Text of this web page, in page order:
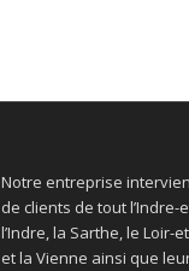
Notre entreprise
de clients de tout l’Indre-
l’Indre, la Sarthe, le Loir-
et la Vienne ainsi que